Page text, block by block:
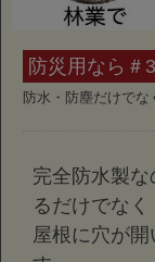
防災用なら＃
防水・防塵だけで
完全防水製
るだけでなく
屋根に穴が